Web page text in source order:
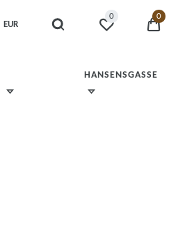
EUR
0 0
HANSENSGASSE